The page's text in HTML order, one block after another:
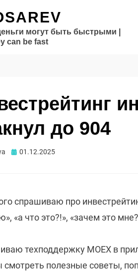
могут быть быстрыми |
can be fast
до 904
Опубликовано
01.12.2025
спрашиваю про
«а что это?!», «зачем это
техподдержку MOEX в
смотреть полезные советы,